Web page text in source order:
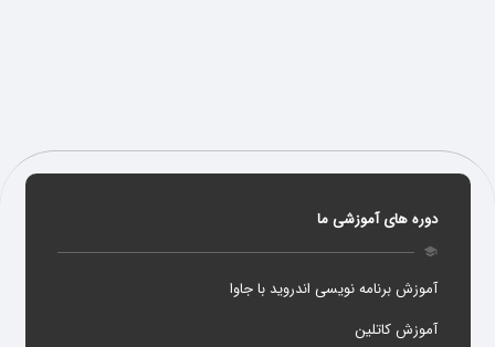
دوره های آموزشی ما
school
آموزش برنامه نویسی اندروید با جاوا
آموزش کاتلین